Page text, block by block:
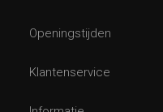
Openingstijden
Klantenservice